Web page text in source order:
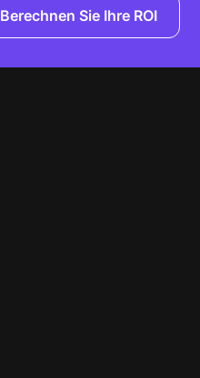
Berechnen Sie Ihre ROI